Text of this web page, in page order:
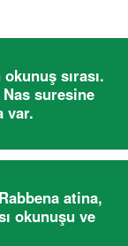
sırası.
suresine
var.
atina,
okunuşu ve